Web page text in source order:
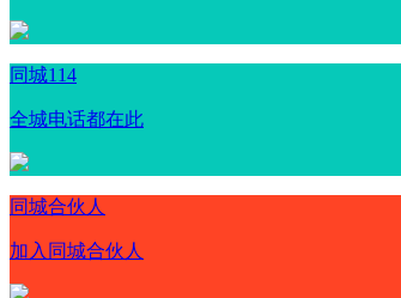
同城114
全城电话都在此
同城合伙人
加入同城合伙人